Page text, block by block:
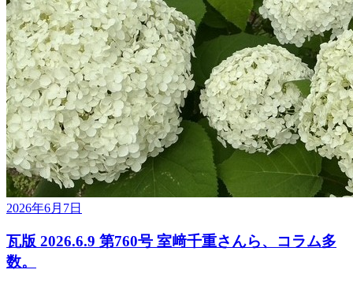
2026年6月7日
瓦版 2026.6.9 第760号 室﨑千重さんら、コラム多
数。